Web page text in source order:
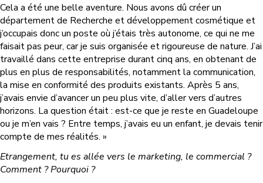
Cela a été une belle aventure. Nous avons dû créer un
département de Recherche et développement cosmétique et
j’occupais donc un poste où j’étais très autonome, ce qui ne me
faisait pas peur, car je suis organisée et rigoureuse de nature. J’ai
travaillé dans cette entreprise durant cinq ans, en obtenant de
plus en plus de responsabilités, notamment la communication,
la mise en conformité des produits existants. Après 5 ans,
j’avais envie d’avancer un peu plus vite, d’aller vers d’autres
horizons. La question était : est-ce que je reste en Guadeloupe
ou je m’en vais ? Entre temps, j’avais eu un enfant, je devais tenir
compte de mes réalités. »
Etrangement, tu es allée vers le marketing, le commercial ?
Comment ? Pourquoi ?